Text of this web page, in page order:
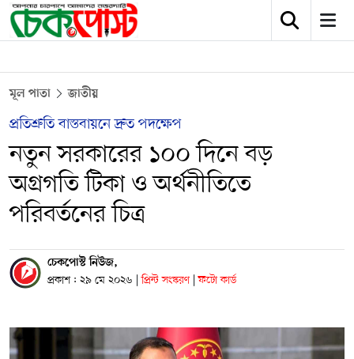
মূল পাতা জাতীয়
প্রতিশ্রুতি বাস্তবায়নে দ্রুত পদক্ষেপ
নতুন সরকারের ১০০ দিনে বড়
অগ্রগতি টিকা ও অর্থনীতিতে
পরিবর্তনের চিত্র
চেকপোস্ট নিউজ,
প্রকাশ : ২৯ মে ২০২৬ | প্রিন্ট সংস্করণ | ফটো কার্ড